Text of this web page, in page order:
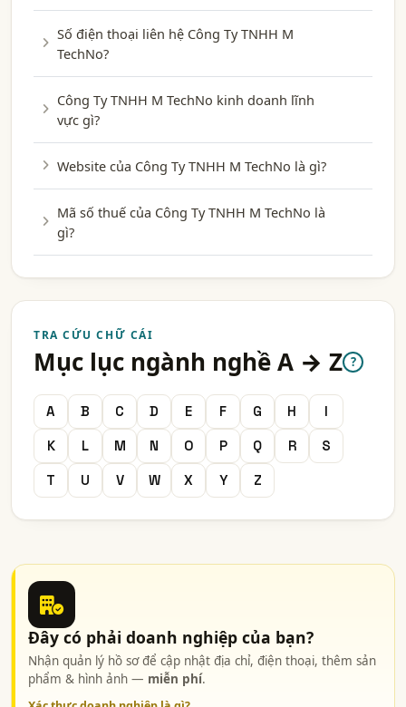
Số điện thoại liên hệ Công Ty TNHH M
TechNo?
Công Ty TNHH M TechNo kinh doanh lĩnh
vực gì?
Website của Công Ty TNHH M TechNo là gì?
Mã số thuế của Công Ty TNHH M TechNo là
gì?
TRA CỨU CHỮ CÁI
Mục lục ngành nghề A → Z ?
A B C D E F G H
I
K
L M N O P Q R
S
T
U V W X Y Z
Đây có phải doanh nghiệp của bạn?
Nhận quản lý hồ sơ để cập nhật địa chỉ, điện thoại, thêm sản
phẩm & hình ảnh — miễn phí.